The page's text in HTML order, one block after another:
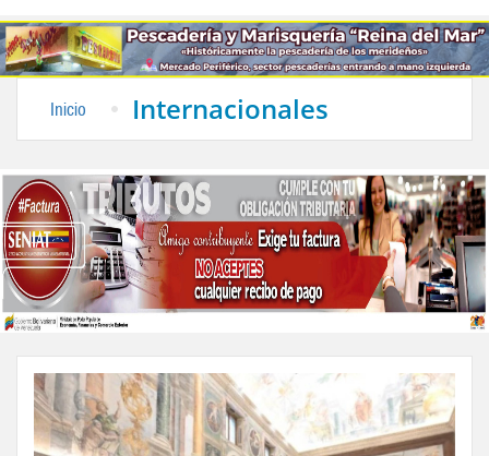
Inicio Internacionales